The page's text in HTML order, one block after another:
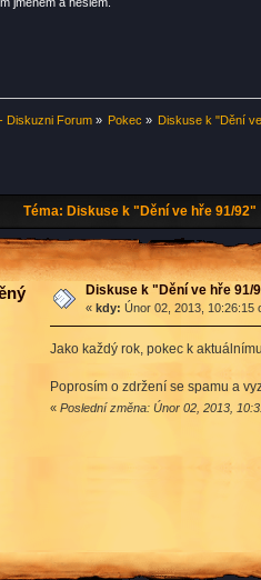
Diskuzni Forum» Pokec » Diskuse k "Dění
Téma: Diskuse k "Dění ve hře 91/
Diskuse k "Dění ve hře 91/
« kdy: Únor 02, 2013, 10:26:15
Jako každý rok, pokec k
Poprosím o zdržení se spamu a
« Poslední změna: Únor 02, 2013,